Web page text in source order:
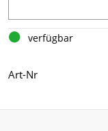
verfügbar
Art-Nr